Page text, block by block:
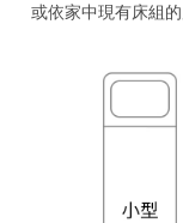
或依家中現有床組